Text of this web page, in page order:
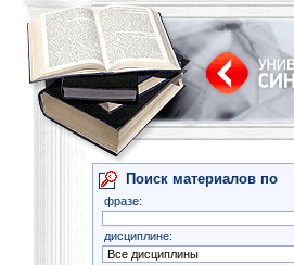
Поиск материалов по
фразе:
дисциплине: